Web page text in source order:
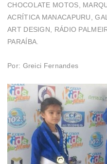
CHOCOLATE MOTOS,
ACRÍTICA MANACAPURU,
ART DESIGN, RÁDIO
PARAÍBA.
Por: Greici Fernandes